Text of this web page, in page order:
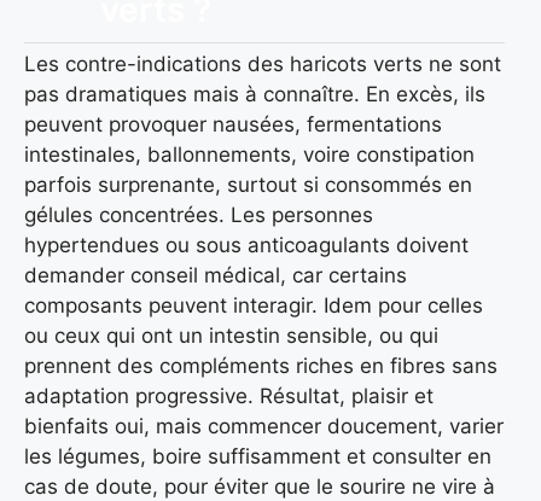
Les contre-indications des haricots verts ne sont
pas dramatiques mais à connaître. En excès, ils
peuvent provoquer nausées, fermentations
intestinales, ballonnements, voire constipation
parfois surprenante, surtout si consommés en
gélules concentrées. Les personnes
hypertendues ou sous anticoagulants doivent
demander conseil médical, car certains
composants peuvent interagir. Idem pour celles
ou ceux qui ont un intestin sensible, ou qui
prennent des compléments riches en fibres sans
adaptation progressive. Résultat, plaisir et
bienfaits oui, mais commencer doucement, varier
les légumes, boire suffisamment et consulter en
cas de doute, pour éviter que le sourire ne vire à